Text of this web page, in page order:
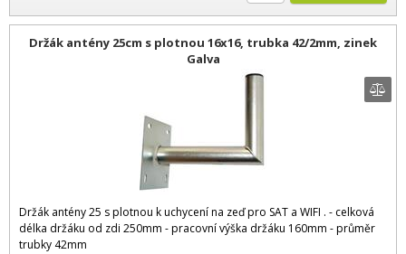
Držák antény 25cm s plotnou 16x16, trubka 42/2mm, zinek
Galva
Držák antény 25 s plotnou k uchycení na zeď pro SAT a WIFI . - celková
délka držáku od zdi 250mm - pracovní výška držáku 160mm - průměr
trubky 42mm